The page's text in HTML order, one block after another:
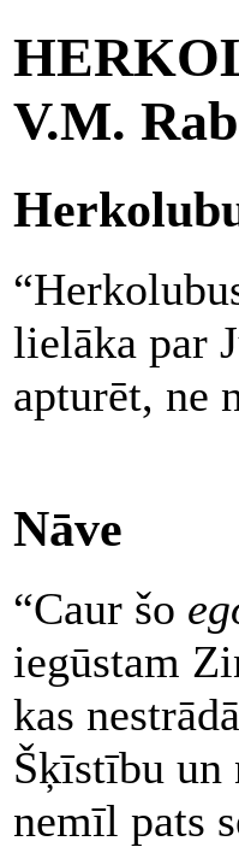
V.M.
lielāka par
apturēt, ne
Nāve
“Caur šo
iegūstam
kas
Šķīstību un
nemīl pats